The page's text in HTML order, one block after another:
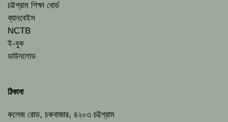
চট্টগ্রাম শিক্ষা বোর্ড
ব্যানবেইস
NCTB
ই-বুক
ডাউনলোড
ঠিকানা
কলেজ রোড, চকবাজার, ৪২০৩ চট্টগ্রাম